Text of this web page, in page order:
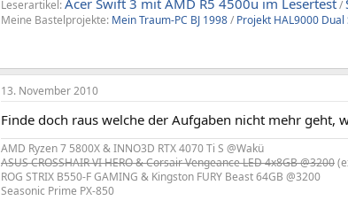
Leserartikel:
/
Meine Bastelprojekte: Mein Traum-PC BJ 1998/ Projekt HAL9000 Dual
13. November 2010
Finde doch raus welche der Aufgaben nicht mehr geht,
AMD Ryzen 7 5800X & INNO3D RTX 4070 Ti S @Wakü
ASUS CROSSHAIR VI HERO & Corsair Vengeance LED 4x8GB @3200
ROG STRIX B550-F GAMING & Kingston FURY Beast 64GB @3200
Seasonic Prime PX-850